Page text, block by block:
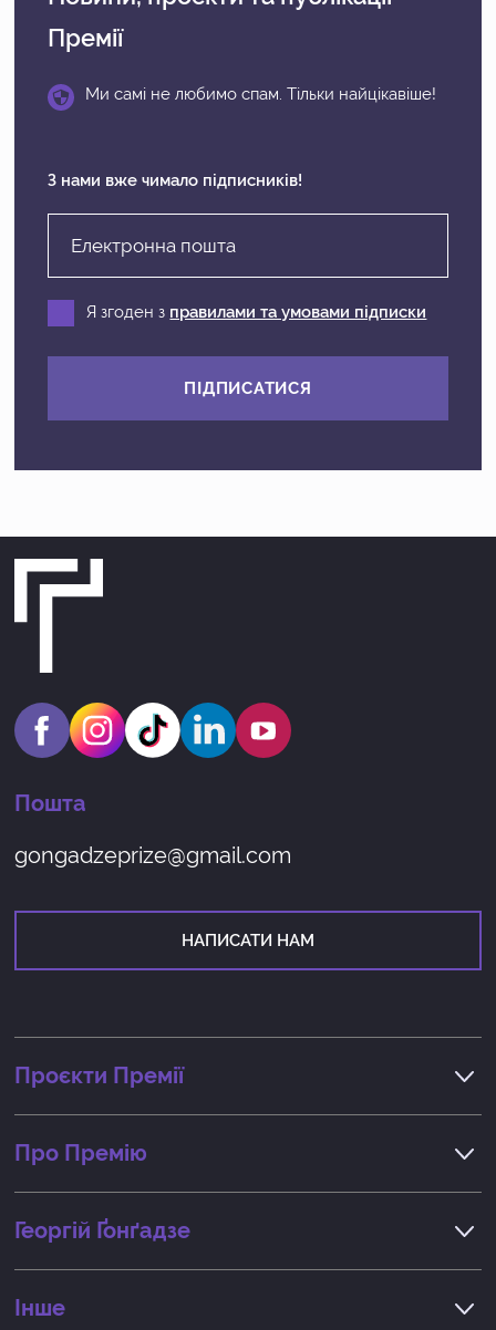
Премії
Ми самі не любимо спам. Тільки найцікавіше!
З нами вже чимало підписників!
Я згоден з правилами та умовами підписки
ПІДПИСАТИСЯ
Пошта
gongadzeprize@gmail.com
НАПИСАТИ НАМ
Проєкти Премії
Про Премію
Георгiй Ґонґадзе
Інше